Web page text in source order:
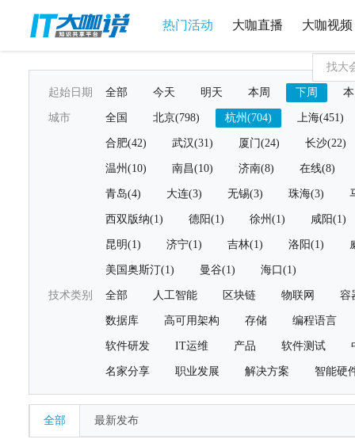
热门活动 大咖直播 大咖视频
起始日期 全部 今天 明天 本周 下周
城市 全国 北京(798) 杭州(704) 上海(451)
合肥(42) 武汉(31) 厦门(24) 长沙(22)
温州(10) 南昌(10) 济南(8) 在线(8)
青岛(4) 大连(3) 无锡(3) 珠海(3)
西双版纳(1) 德阳(1) 徐州(1) 咸阳(1)
昆明(1) 济宁(1) 吉林(1) 洛阳(1)
美国奥斯汀(1) 曼谷(1) 海口(1)
技术类别 全部 人工智能 区块链 物联网 容
数据库 高可用架构 存储 编程语言
软件研发 IT运维 产品 软件测试
名家分享 职业发展 解决方案 智能硬
全部 最新发布